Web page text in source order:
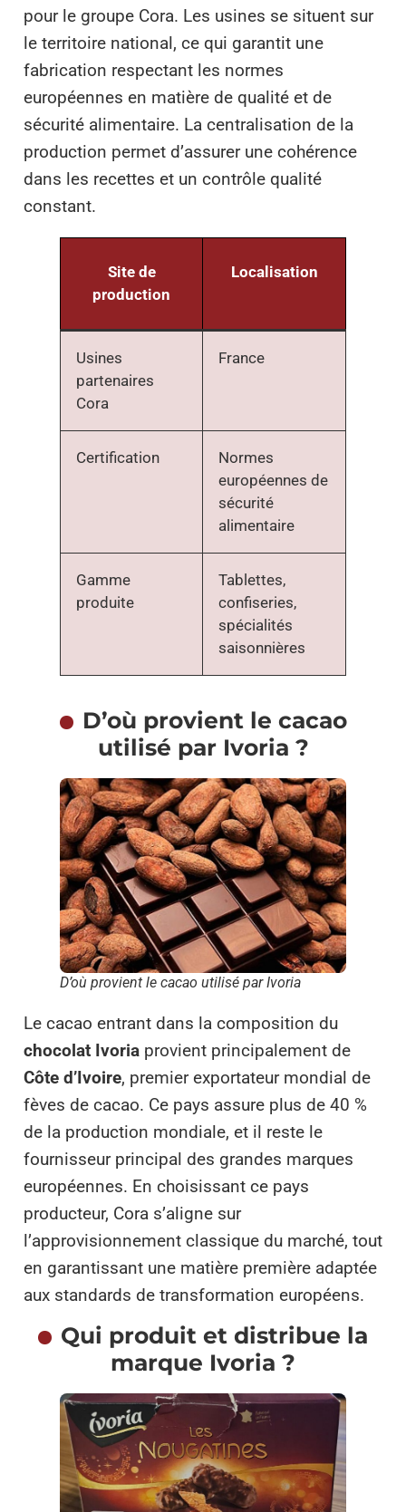
pour le groupe Cora. Les usines se situent sur
le territoire national, ce qui garantit une
fabrication respectant les normes
européennes en matière de qualité et de
sécurité alimentaire. La centralisation de la
production permet d’assurer une cohérence
dans les recettes et un contrôle qualité
constant.
Site de
production
Localisation
Usines
partenaires
Cora
France
Certification
Normes
européennes de
sécurité
alimentaire
Gamme
produite
Tablettes,
confiseries,
spécialités
saisonnières
D’où provient le cacao
utilisé par Ivoria ?
D’où provient le cacao utilisé par Ivoria
Le cacao entrant dans la composition du
chocolat Ivoria provient principalement de
Côte d’Ivoire, premier exportateur mondial de
fèves de cacao. Ce pays assure plus de 40 %
de la production mondiale, et il reste le
fournisseur principal des grandes marques
européennes. En choisissant ce pays
producteur, Cora s’aligne sur
l’approvisionnement classique du marché, tout
en garantissant une matière première adaptée
aux standards de transformation européens.
Qui produit et distribue la
marque Ivoria ?